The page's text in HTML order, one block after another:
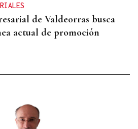
de Valdeorras busca
actual de promoción